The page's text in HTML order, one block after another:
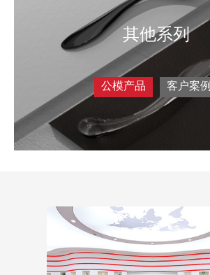
其他系列
公模产品 客户案例